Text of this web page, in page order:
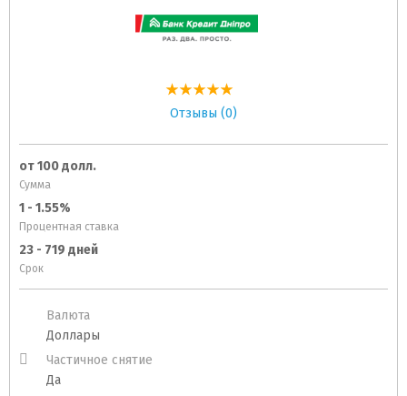
Отзывы (0)
от 100 долл.
Сумма
1 - 1.55%
Процентная ставка
23 - 719 дней
Срок
Валюта
Доллары
Частичное снятие
Да